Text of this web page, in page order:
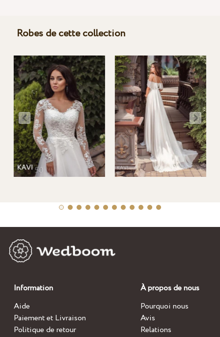
Robes de cette collection
Information
Aide
Paiement et Livraison
Politique de retour
À propos de nous
Pourquoi nous
Avis
Relations